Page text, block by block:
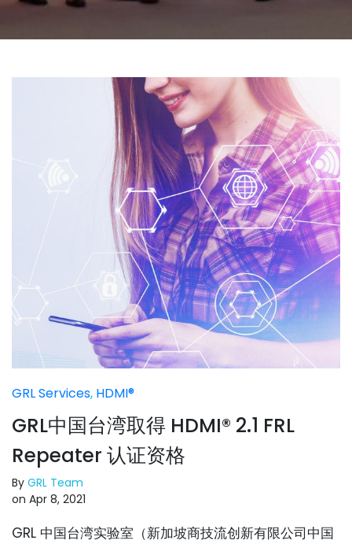
GRL Services, HDMI®
GRL中国台湾取得 HDMI® 2.1 FRL
Repeater 认证资格
By GRL Team
on Apr 8, 2021
GRL 中国台湾实验室（新加坡商技流创新有限公司中国